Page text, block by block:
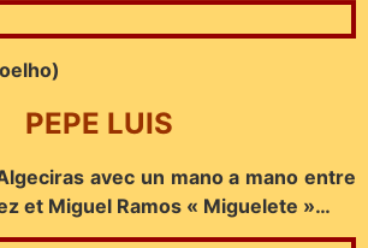
PEPE LUIS
avec un mano a mano entre
et Miguel Ramos « Miguelete »…